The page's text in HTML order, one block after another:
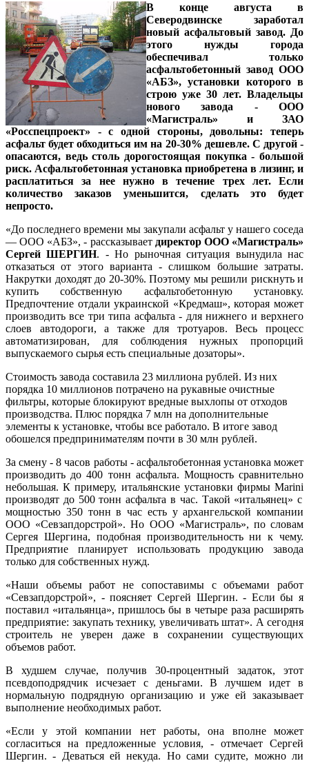
В конце августа в
Северодвинске заработал
новый асфальтовый завод. До
этого нужды города
обеспечивал только
асфальтобетонный завод ООО
«АБЗ», установки которого в
строю уже 30 лет. Владельцы
нового завода - ООО
«Магистраль» и ЗАО
«Росспецпроект» - с одной стороны, довольны: теперь
асфальт будет обходиться им на 20-30% дешевле. С другой -
опасаются, ведь столь дорогостоящая покупка - большой
риск. Асфальтобетонная установка приобретена в лизинг, и
расплатиться за нее нужно в течение трех лет. Если
количество заказов уменьшится, сделать это будет
непросто.
«До последнего времени мы закупали асфальт у нашего соседа
— ООО «АБЗ», - рассказывает директор ООО «Магистраль»
Сергей ШЕРГИН. - Но рыночная ситуация вынудила нас
отказаться от этого варианта - слишком большие затраты.
Накрутки доходят до 20-30%. Поэтому мы решили рискнуть и
купить собственную асфальтобетонную установку.
Предпочтение отдали украинской «Кредмаш», которая может
производить все три типа асфальта - для нижнего и верхнего
слоев автодороги, а также для тротуаров. Весь процесс
автоматизирован, для соблюдения нужных пропорций
выпускаемого сырья есть специальные дозаторы».
Стоимость завода составила 23 миллиона рублей. Из них
порядка 10 миллионов потрачено на рукавные очистные
фильтры, которые блокируют вредные выхлопы от отходов
производства. Плюс порядка 7 млн на дополнительные
элементы к установке, чтобы все работало. В итоге завод
обошелся предпринимателям почти в 30 млн рублей.
За смену - 8 часов работы - асфальтобетонная установка может
производить до 400 тонн асфальта. Мощность сравнительно
небольшая. К примеру, итальянские установки фирмы Marini
производят до 500 тонн асфальта в час. Такой «итальянец» с
мощностью 350 тонн в час есть у архангельской компании
ООО «Севзапдорстрой». Но ООО «Магистраль», по словам
Сергея Шергина, подобная производительность ни к чему.
Предприятие планирует использовать продукцию завода
только для собственных нужд.
«Наши объемы работ не сопоставимы с объемами работ
«Севзапдорстрой», - поясняет Сергей Шергин. - Если бы я
поставил «итальянца», пришлось бы в четыре раза расширять
предприятие: закупать технику, увеличивать штат». А сегодня
строитель не уверен даже в сохранении существующих
объемов работ.
В худшем случае, получив 30-процентный задаток, этот
псевдоподрядчик исчезает с деньгами. В лучшем идет в
нормальную подрядную организацию и уже ей заказывает
выполнение необходимых работ.
«Если у этой компании нет работы, она вполне может
согласиться на предложенные условия, - отмечает Сергей
Шергин. - Деваться ей некуда. Но сами судите, можно ли